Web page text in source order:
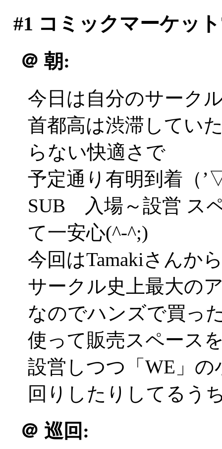
#1 コミックマーケッ
＠ 朝:
今日は自分のサーク
首都高は渋滞してい
らない快適さで
予定通り有明到着（
SUB 入場～設営 ス
て一安心(^-^;)
今回はTamakiさんか
サークル史上最大の
なのでハンズで買っ
使って販売スペース
設営しつつ「WE」
回りしたりしてるう
＠ 巡回: